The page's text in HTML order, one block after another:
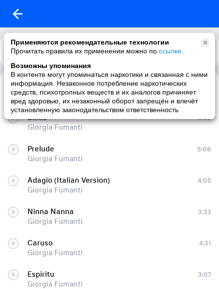
Применяются рекомендательные технологии
Прочитать правила их применении можно по ссылке
Возможны упоминания
В контенте могут упоминаться наркотики и связанная с ними
информация. Незаконное потребление наркотических
средств, психотропных веществ и их аналогов причиняет
вред здоровью, их незаконный оборот запрещён и влечёт
установленную законодательством ответственность
Каталог Рекомендации
Your Love - Theme from Once Upon a Time in the West
Giorgia Fumanti
Bilitis
Giorgia Fumanti
3:22
Prelude
Giorgia Fumanti
5:08
Adagio (Italian Version)
Giorgia Fumanti
4:05
Ninna Nanna
Giorgia Fumanti
3:33
Caruso
Giorgia Fumanti
4:31
Espiritu
Giorgia Fumanti
3:07